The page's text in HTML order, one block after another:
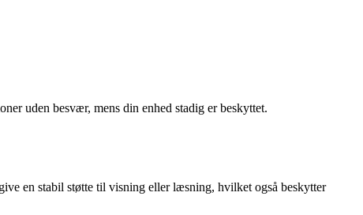
uden besvær, mens din enhed stadig er beskyttet.
en stabil støtte til visning eller læsning, hvilket også beskytter